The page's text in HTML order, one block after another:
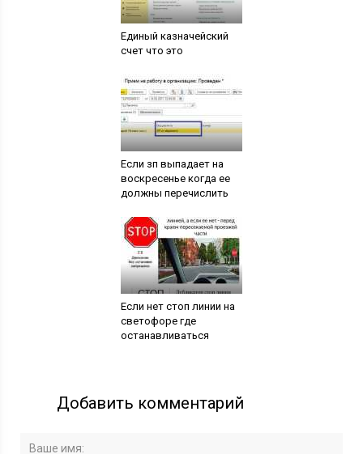
Единый казначейский
счет что это
Если зп выпадает на
воскресенье когда ее
должны перечислить
Если нет стоп линии на
светофоре где
останавливаться
Добавить комментарий